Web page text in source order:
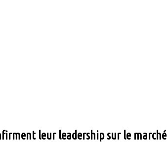
leur leadership sur le